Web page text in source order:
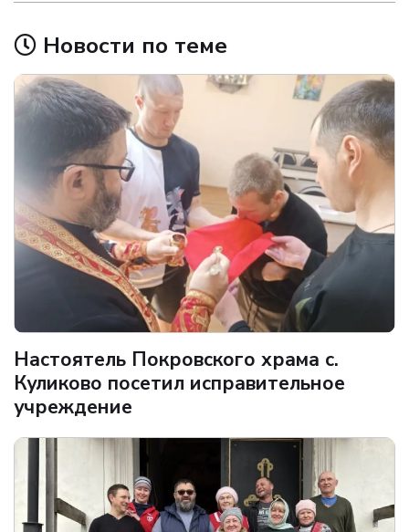
Новости по теме
Настоятель Покровского храма с.
Куликово посетил исправительное
учреждение